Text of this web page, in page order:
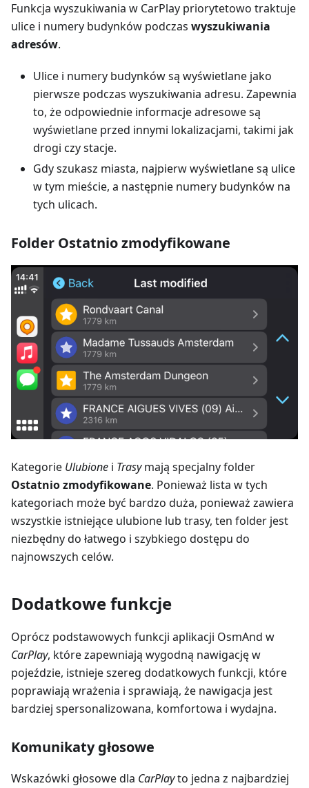
Funkcja wyszukiwania w CarPlay priorytetowo traktuje
ulice i numery budynków podczas wyszukiwania
adresów.
Ulice i numery budynków są wyświetlane jako
pierwsze podczas wyszukiwania adresu. Zapewnia
to, że odpowiednie informacje adresowe są
wyświetlane przed innymi lokalizacjami, takimi jak
drogi czy stacje.
Gdy szukasz miasta, najpierw wyświetlane są ulice
w tym mieście, a następnie numery budynków na
tych ulicach.
Folder Ostatnio zmodyfikowane
Kategorie Ulubione i Trasymają specjalny folder
Ostatnio zmodyfikowane. Ponieważ lista w tych
kategoriach może być bardzo duża, ponieważ zawiera
wszystkie istniejące ulubione lub trasy, ten folder jest
niezbędny do łatwego i szybkiego dostępu do
najnowszych celów.
Dodatkowe funkcje
Oprócz podstawowych funkcji aplikacji OsmAnd w
CarPlay, które zapewniają wygodną nawigację w
pojeździe, istnieje szereg dodatkowych funkcji, które
poprawiają wrażenia i sprawiają, że nawigacja jest
bardziej spersonalizowana, komfortowa i wydajna.
Komunikaty głosowe
Wskazówki głosowe dla CarPlayto jedna z najbardziej